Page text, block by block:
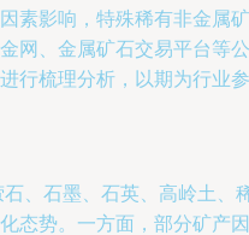
素影响，特殊稀有非金属矿
网、金属矿石交易平台等公
行梳理分析，以期为行业参
、石墨、石英、高岭土、
态势。一方面，部分矿产因